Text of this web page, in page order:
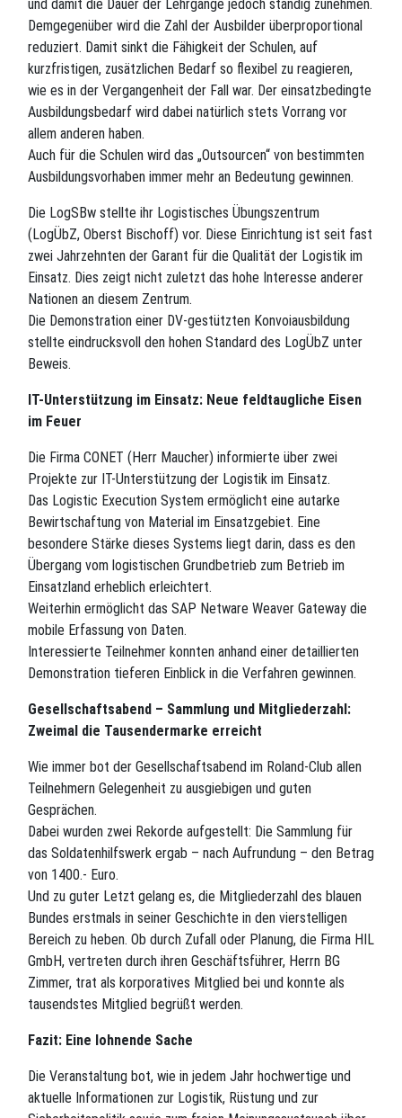
und damit die Dauer der Lehrgänge jedoch ständig zunehmen.
Demgegenüber wird die Zahl der Ausbilder überproportional
reduziert. Damit sinkt die Fähigkeit der Schulen, auf
kurzfristigen, zusätzlichen Bedarf so flexibel zu reagieren,
wie es in der Vergangenheit der Fall war. Der einsatzbedingte
Ausbildungsbedarf wird dabei natürlich stets Vorrang vor
allem anderen haben.
Auch für die Schulen wird das „Outsourcen“ von bestimmten
Ausbildungsvorhaben immer mehr an Bedeutung gewinnen.
Die LogSBw stellte ihr Logistisches Übungszentrum
(LogÜbZ, Oberst Bischoff) vor. Diese Einrichtung ist seit fast
zwei Jahrzehnten der Garant für die Qualität der Logistik im
Einsatz. Dies zeigt nicht zuletzt das hohe Interesse anderer
Nationen an diesem Zentrum.
Die Demonstration einer DV-gestützten Konvoiausbildung
stellte eindrucksvoll den hohen Standard des LogÜbZ unter
Beweis.
IT-Unterstützung im Einsatz: Neue feldtaugliche Eisen
im Feuer
Die Firma CONET (Herr Maucher) informierte über zwei
Projekte zur IT-Unterstützung der Logistik im Einsatz.
Das Logistic Execution System ermöglicht eine autarke
Bewirtschaftung von Material im Einsatzgebiet. Eine
besondere Stärke dieses Systems liegt darin, dass es den
Übergang vom logistischen Grundbetrieb zum Betrieb im
Einsatzland erheblich erleichtert.
Weiterhin ermöglicht das SAP Netware Weaver Gateway die
mobile Erfassung von Daten.
Interessierte Teilnehmer konnten anhand einer detaillierten
Demonstration tieferen Einblick in die Verfahren gewinnen.
Gesellschaftsabend – Sammlung und Mitgliederzahl:
Zweimal die Tausendermarke erreicht
Wie immer bot der Gesellschaftsabend im Roland-Club allen
Teilnehmern Gelegenheit zu ausgiebigen und guten
Gesprächen.
Dabei wurden zwei Rekorde aufgestellt: Die Sammlung für
das Soldatenhilfswerk ergab – nach Aufrundung – den Betrag
von 1400.- Euro.
Und zu guter Letzt gelang es, die Mitgliederzahl des blauen
Bundes erstmals in seiner Geschichte in den vierstelligen
Bereich zu heben. Ob durch Zufall oder Planung, die Firma HIL
GmbH, vertreten durch ihren Geschäftsführer, Herrn BG
Zimmer, trat als korporatives Mitglied bei und konnte als
tausendstes Mitglied begrüßt werden.
Fazit: Eine lohnende Sache
Die Veranstaltung bot, wie in jedem Jahr hochwertige und
aktuelle Informationen zur Logistik, Rüstung und zur